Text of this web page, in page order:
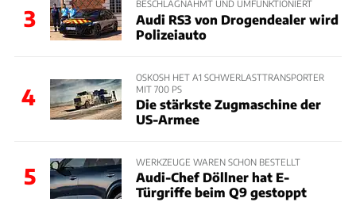
3
BESCHLAGNAHMT UND UMFUNKTIONIERT
Audi RS3 von Drogendealer wird
Polizeiauto
4
OSKOSH HET A1 SCHWERLASTTRANSPORTER
MIT 700 PS
Die stärkste Zugmaschine der
US-Armee
5
WERKZEUGE WAREN SCHON BESTELLT
Audi-Chef Döllner hat E-
Türgriffe beim Q9 gestoppt